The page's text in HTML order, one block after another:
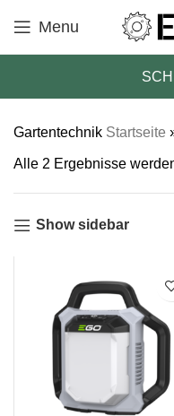
Menu
Gartentechnik Startseite
Alle 2 Ergebnisse
Show sidebar